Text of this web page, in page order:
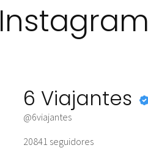
Instagram
6 Viajantes
@6viajantes
20841 seguidores